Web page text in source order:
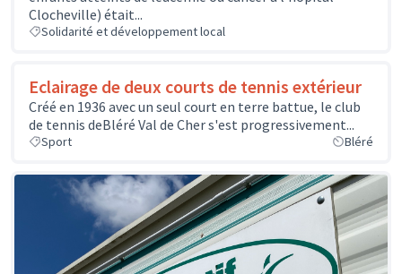
Clocheville) était...
Solidarité et développement local
Eclairage de deux courts de tennis extérieur
Créé en 1936 avec un seul court en terre battue, le club
de tennis deBléré Val de Cher s'est progressivement...
Sport Bléré